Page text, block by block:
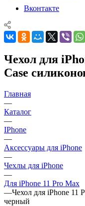
Вконтакте
Чехол для
Case
Главная
—
Каталог
—
IPhone
—
Аксессуары для iPhone
—
Чехлы для iPhone
—
Для iPhone 11 Pro Max
—Чехол для iPhone 11
черный